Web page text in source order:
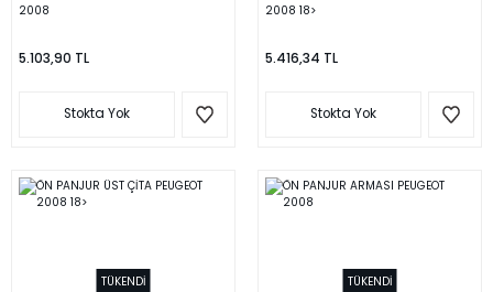
2008
5.103,90 TL
Stokta Yok
2008 18>
5.416,34 TL
Stokta Yok
TÜKENDİ TÜKENDİ